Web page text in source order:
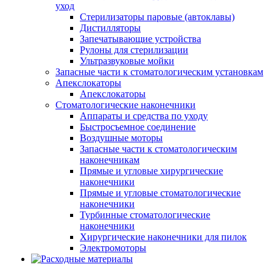
уход
Стерилизаторы паровые (автоклавы)
Дистилляторы
Запечатывающие устройства
Рулоны для стерилизации
Ультразвуковые мойки
Запасные части к стоматологическим установкам
Апекслокаторы
Апекслокаторы
Стоматологические наконечники
Аппараты и средства по уходу
Быстросъемное соединение
Воздушные моторы
Запасные части к стоматологическим
наконечникам
Прямые и угловые хирургические
наконечники
Прямые и угловые стоматологические
наконечники
Турбинные стоматологические
наконечники
Хирургические наконечники для пилок
Электромоторы